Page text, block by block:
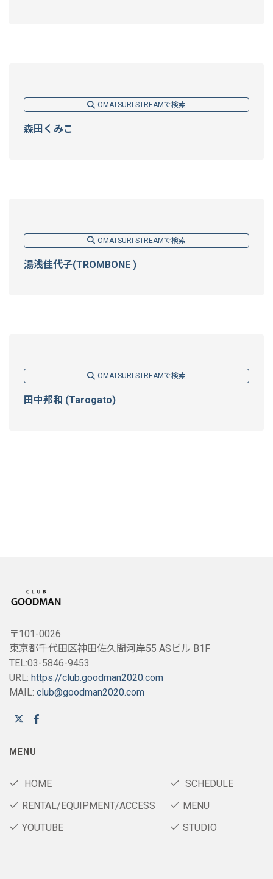
OMATSURI STREAMで検索
森田くみこ
OMATSURI STREAMで検索
湯浅佳代子(TROMBONE )
OMATSURI STREAMで検索
田中邦和 (Tarogato)
〒101-0026
東京都千代田区神田佐久間河岸55 ASビル B1F
TEL:03-5846-9453
URL: https://club.goodman2020.com
MAIL: club@goodman2020.com
MENU
HOME
SCHEDULE
RENTAL/EQUIPMENT/ACCESS
MENU
YOUTUBE
STUDIO